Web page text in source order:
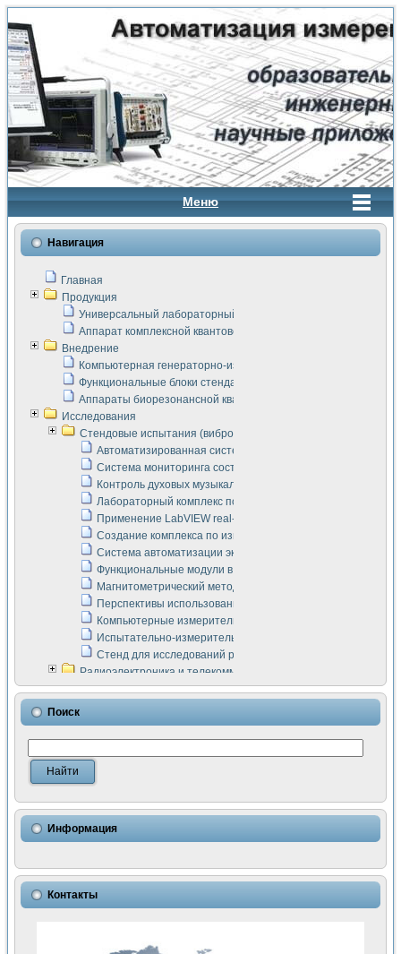
Меню
Навигация
Главная
Продукция
Универсальный лабораторный стенд "Сигнал-USB"
Аппарат комплексной квантовой терапии Интроскан
Внедрение
Компьютерная генераторно-измерительная система
Функциональные блоки стенда "Сигнал-USB"
Аппараты биорезонансной квантовой терапии серии СКАН
Исследования
Стендовые испытания (виброакустика, тензометрия и т.п.)
Автоматизированная система измерения параметров
Система мониторинга состояния тяговых
Контроль духовых музыкальных инструментов
Лабораторный комплекс по исследованию элементной
Применение LabVIEW real-time module для
Создание комплекса по измерению скорости подвижного
Система автоматизации экспериментальных
Функциональные модули в стандарте Nl SCXI для
Магнитометрический метод в дефектоскопии сварных
Перспективы использования машинного зрения в
Компьютерные измерительные системы для
Испытательно-измерительный комплекс аппаратуры для
Стенд для исследований рабочих процессов ДВС в
Радиоэлектроника и телекоммуникации
LabVIEW в расчетах радиолиний систем передачи данных
Аппаратно-программный комплекс для исследования
Виртуальный лабораторный стенд для исследования
Измерение шумовых параметров операционных
Измерительный преобразователь на основе цифровой
Использование NI LabVIEW для математического
Исследовние возможности создания измерителя ВАХ
Математическое моделирование генератора сигналов -
Применение осциллографического модуля с высоким
Симуляция отклика импульсного радиолокационного
Автоматизация формирования уравнений состояния для
Разработка автоматизированного стенда для измерения
Поиск
Информация
Контакты